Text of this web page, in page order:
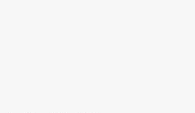
5 stars